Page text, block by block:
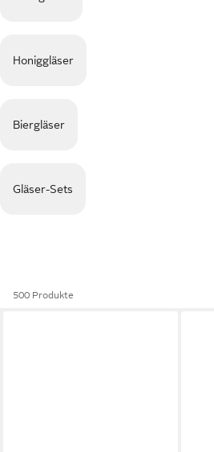
Honiggläser
Biergläser
Gläser-Sets
500 Produkte